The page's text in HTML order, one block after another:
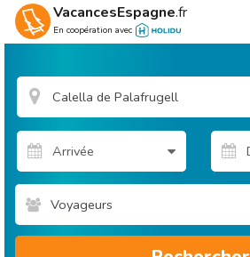
VacancesEspagne.fr
En coopération avec
Voyageurs